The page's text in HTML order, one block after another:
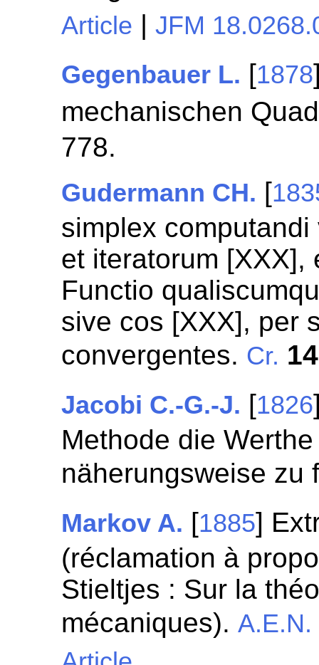
Article |JFM
Gegenbauer L. [1878
mechanischen
778.
Gudermann CH. [
simplex
et iteratorum [XXX],
Functio
sive cos [XXX], per
convergentes. Cr. 14
Jacobi C.-G.-J. [1826
Methode die
näherungsweise zu
Markov A. [1885]
(réclamation à
Stieltjes : Sur la
mécaniques).A.E.N.